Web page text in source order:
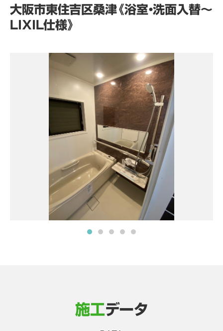
大阪市東住吉区桑津《浴室・洗面入替～
ＬＩＸＩＬ仕様》
施工データ